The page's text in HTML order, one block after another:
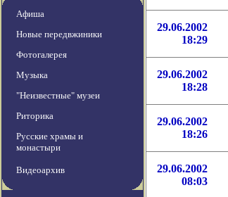
Афиша
Новые передвжиники
Фотогалерея
Музыка
"Неизвестные" музеи
Риторика
Русские храмы и
монастыри
Видеоархив
29.06.2002
18:29
29.06.2002
18:28
29.06.2002
18:26
29.06.2002
08:03